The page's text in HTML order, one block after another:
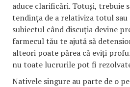
aduce clarificări. Totuși, trebuie
tendința de a relativiza totul sau
subiectul când discuția devine
farmecul tău te ajută să
alteori poate părea că eviți
nu toate lucrurile pot fi
Nativele singure au parte de o